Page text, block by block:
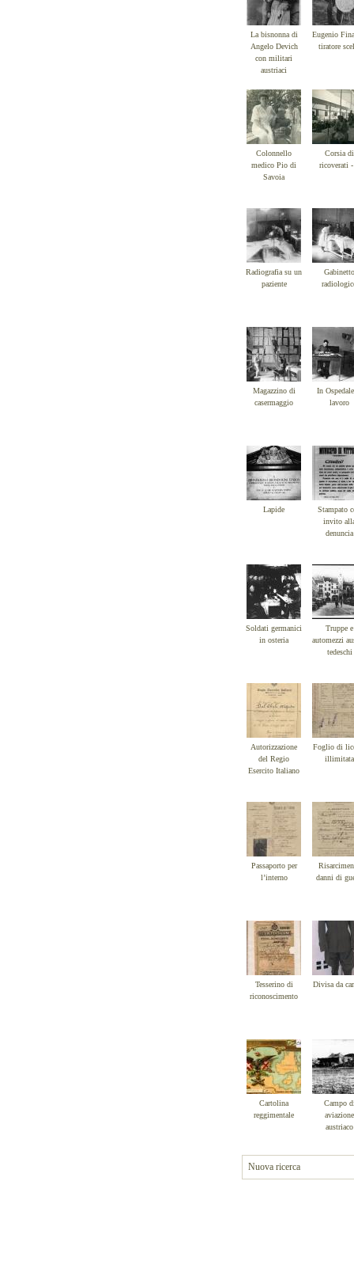
La bisnonna di
Angelo Devich
con militari
austriaci
Eugenio
tiratore
Colonnello
medico Pio di
Savoia
Corsia di
ricoverati
Radiografia su un
paziente
Gabinetto
Magazzino di
casermaggio
In
lavoro
Lapide
Stampato
invito
denuncia
Soldati germanici
in osteria
Truppe e
automezzi
tedeschi
Autorizzazione
del Regio
Esercito Italiano
Foglio di
illimitata
Passaporto per
l’interno
danni di
Tesserino di
riconoscimento
Divisa da
Cartolina
reggimentale
Campo
aviazione
austriaco
Nuova ricerca